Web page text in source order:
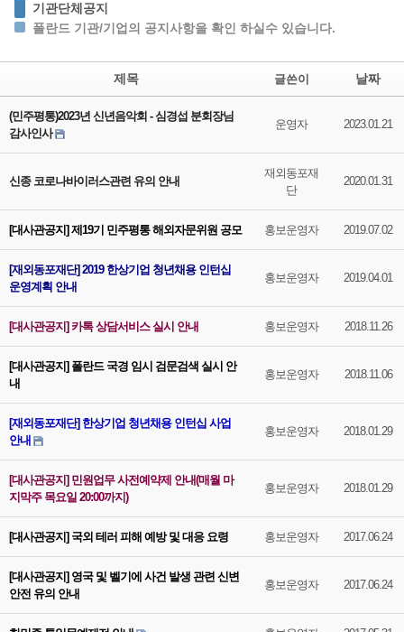
기관단체공지
폴란드 기관/기업의 공지사항을 확인 하실수 있습니다.
제목 글쓴이 날짜
(민주평통)2023년 신년음악회 - 심경섭 분회장님
감사인사
운영자 2023.01.21
신종 코로나바이러스관련 유의 안내
재외동포재
단
2020.01.31
[대사관공지] 제19기 민주평통 해외자문위원 공모 홍보운영자 2019.07.02
[재외동포재단] 2019 한상기업 청년채용 인턴십
운영계획 안내
홍보운영자 2019.04.01
[대사관공지] 카톡 상담서비스 실시 안내 홍보운영자 2018.11.26
[대사관공지] 폴란드 국경 임시 검문검색 실시 안
내
홍보운영자 2018.11.06
[재외동포재단] 한상기업 청년채용 인턴십 사업
안내
홍보운영자 2018.01.29
[대사관공지] 민원업무 사전예약제 안내(매월 마
지막주 목요일 20:00까지)
홍보운영자 2018.01.29
[대사관공지] 국외 테러 피해 예방 및 대응 요령 홍보운영자 2017.06.24
[대사관공지] 영국 및 벨기에 사건 발생 관련 신변
안전 유의 안내
홍보운영자 2017.06.24